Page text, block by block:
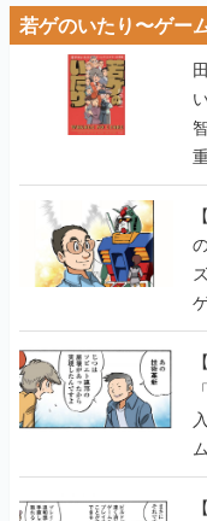
若ゲのいたり〜ゲー